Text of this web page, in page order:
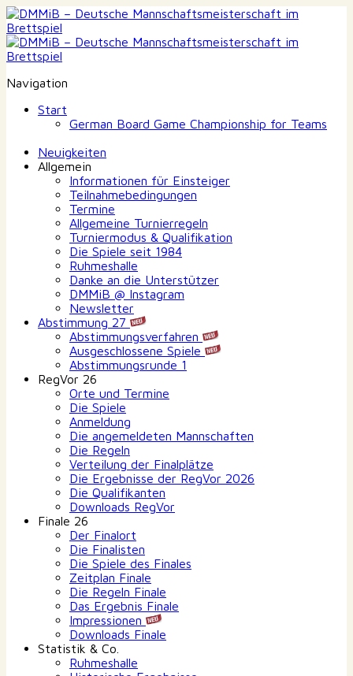
Navigation
Start
German Board Game Championship for Teams
Neuigkeiten
Allgemein
Informationen für Einsteiger
Teilnahmebedingungen
Termine
Allgemeine Turnierregeln
Turniermodus & Qualifikation
Die Spiele seit 1984
Ruhmeshalle
Danke an die Unterstützer
DMMiB @ Instagram
Newsletter
Abstimmung 27
Abstimmungsverfahren
Ausgeschlossene Spiele
Abstimmungsrunde 1
RegVor 26
Orte und Termine
Die Spiele
Anmeldung
Die angemeldeten Mannschaften
Die Regeln
Verteilung der Finalplätze
Die Ergebnisse der RegVor 2026
Die Qualifikanten
Downloads RegVor
Finale 26
Der Finalort
Die Finalisten
Die Spiele des Finales
Zeitplan Finale
Die Regeln Finale
Das Ergebnis Finale
Impressionen
Downloads Finale
Statistik & Co.
Ruhmeshalle